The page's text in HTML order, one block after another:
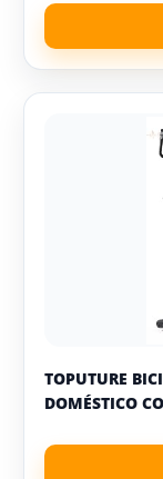
TOPUTURE
DOMÉSTICO